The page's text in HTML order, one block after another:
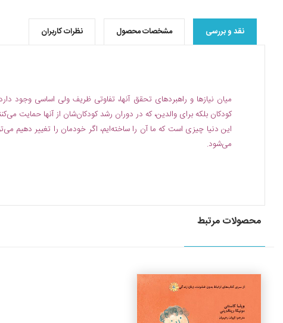
نقد و بررسی مشخصات محصول نظرات کاربران
میان نیازها و راهبردهای تحقق آنها، تفاوتی ظریف ولی اساسی وجود
کودکان بلکه برای والدین، که در دوران رشد کودکان‌شان از آنها حمایت
این دنیا چیزی است که ما آن را ساخته‌ایم، اگر خودمان را تغییر دهیم
می‌شود.
محصولات مرتبط